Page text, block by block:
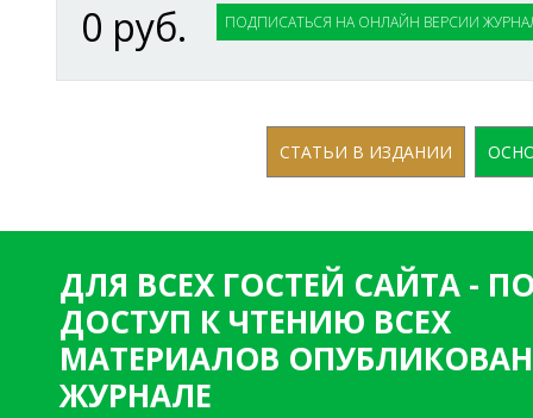
0 руб. ПОДПИСАТЬСЯ НА ОНЛАЙН ВЕРСИИ
СТАТЬИ В ИЗДАНИИ
ДЛЯ ВСЕХ ГОСТЕЙ САЙТА -
ДОСТУП К ЧТЕНИЮ ВСЕХ
МАТЕРИАЛОВ
ЖУРНАЛЕ